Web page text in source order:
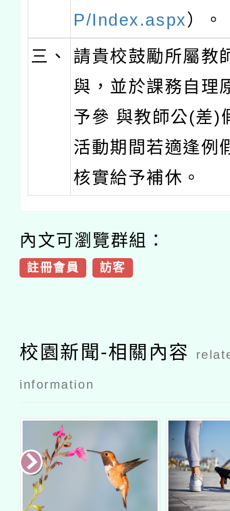
P/Index.aspx）。
三、
請貴校鼓勵所屬教
與，並於課務自理
予參 與教師公(差)
活動期間若適逢例
核實給予補休。
內文可瀏覽群組：
註冊會員 訪客
校園新聞-相關內容
information